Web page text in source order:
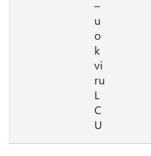
–
u
o
k
vi
ru
L
C
U